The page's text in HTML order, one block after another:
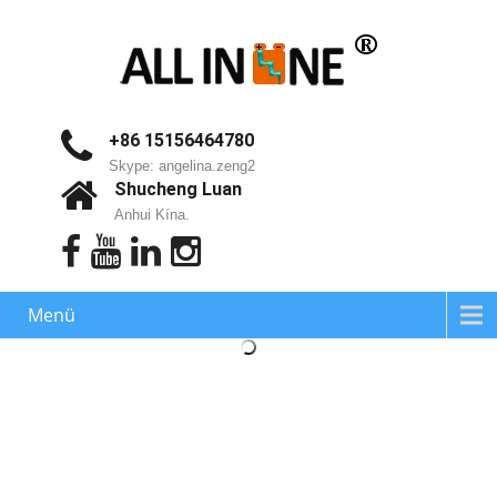
+86 15156464780
Skype: angelina.zeng2
Shucheng Luan
Anhui Kína.
Menü